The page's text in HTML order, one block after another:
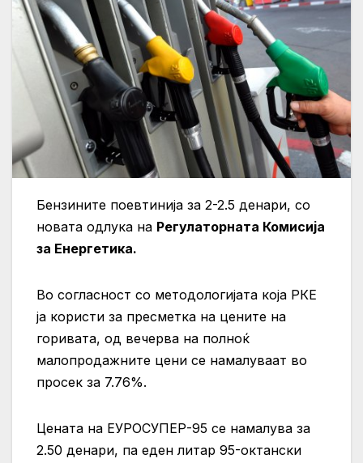
Бензините поевтинија за 2-2.5 денари, со
новата одлука на Регулаторната Комисија
за Енергетика.
Во согласност со методологијата која РКЕ
ја користи за пресметка на цените на
горивата, од вечерва на полноќ
малопродажните цени се намалуваат во
просек за 7.76%.
Цената на ЕУРОСУПЕР-95 се намалува за
2.50 денари, па еден литар 95-октански